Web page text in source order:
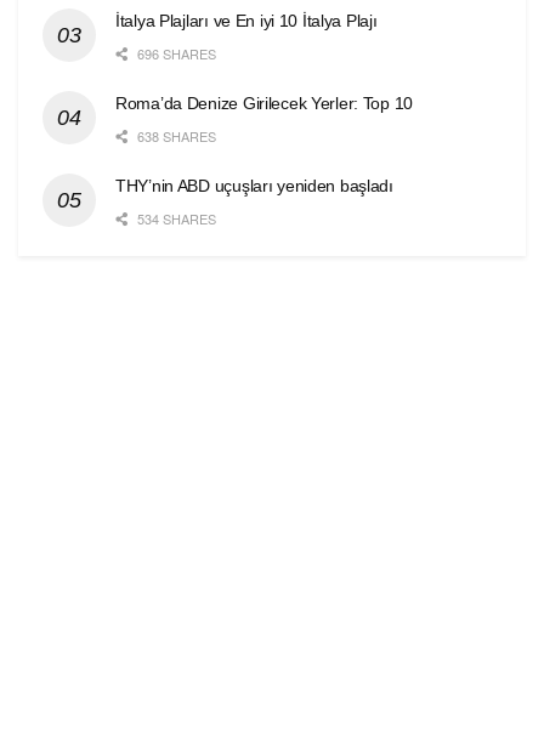
İtalya Plajları ve En iyi 10 İtalya Plajı
696 SHARES
Roma’da Denize Girilecek Yerler: Top 10
638 SHARES
THY’nin ABD uçuşları yeniden başladı
534 SHARES